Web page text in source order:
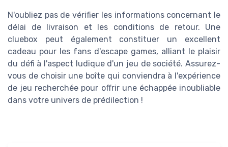
N'oubliez pas de vérifier les informations concernant le
délai de livraison et les conditions de retour. Une
cluebox peut également constituer un excellent
cadeau pour les fans d'escape games, alliant le plaisir
du défi à l'aspect ludique d'un jeu de société. Assurez-
vous de choisir une boîte qui conviendra à l'expérience
de jeu recherchée pour offrir une échappée inoubliable
dans votre univers de prédilection !